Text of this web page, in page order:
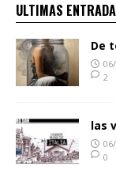
ULTIMAS
De
2
las
0